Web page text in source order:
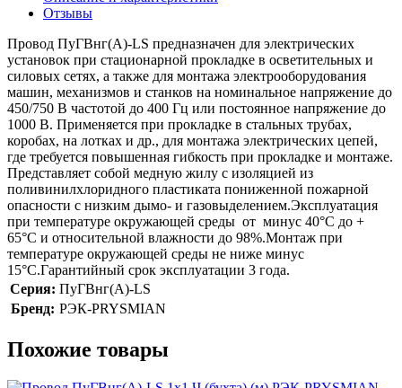
Отзывы
Провод ПуГВнг(А)-LS предназначен для электрических
установок при стационарной прокладке в осветительных и
силовых сетях, а также для монтажа электрооборудования
машин, механизмов и станков на номинальное напряжение до
450/750 В частотой до 400 Гц или постоянное напряжение до
1000 В. Применяется при прокладке в стальных трубах,
коробах, на лотках и др., для монтажа электрических цепей,
где требуется повышенная гибкость при прокладке и монтаже.
Представляет собой медную жилу с изоляцией из
поливинилхлоридного пластиката пониженной пожарной
опасности с низким дымо- и газовыделением.Эксплуатация
при температуре окружающей среды от минус 40°C до +
65°C и относительной влажности до 98%.Монтаж при
температуре окружающей среды не ниже минус
15°C.Гарантийный срок эксплуатации 3 года.
Серия: ПуГВнг(А)-LS
Бренд: РЭК-PRYSMIAN
Похожие товары